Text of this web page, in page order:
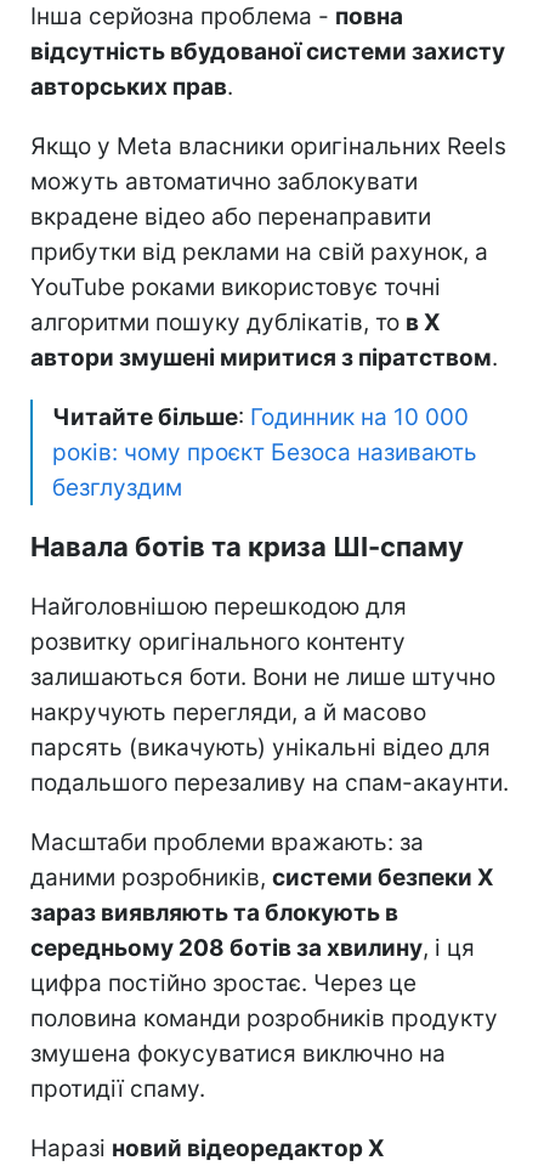
Інша серйозна проблема - повна
відсутність вбудованої системи захисту
авторських прав.
Якщо у Meta власники оригінальних Reels
можуть автоматично заблокувати
вкрадене відео або перенаправити
прибутки від реклами на свій рахунок, а
YouTube роками використовує точні
алгоритми пошуку дублікатів, то в X
автори змушені миритися з піратством.
Читайте більше: Годинник на 10 000
років: чому проєкт Безоса називають
безглуздим
Навала ботів та криза ШІ-спаму
Найголовнішою перешкодою для
розвитку оригінального контенту
залишаються боти. Вони не лише штучно
накручують перегляди, а й масово
парсять (викачують) унікальні відео для
подальшого перезаливу на спам-акаунти.
Масштаби проблеми вражають: за
даними розробників, системи безпеки X
зараз виявляють та блокують в
середньому 208 ботів за хвилину, і ця
цифра постійно зростає. Через це
половина команди розробників продукту
змушена фокусуватися виключно на
протидії спаму.
Наразі новий відеоредактор X